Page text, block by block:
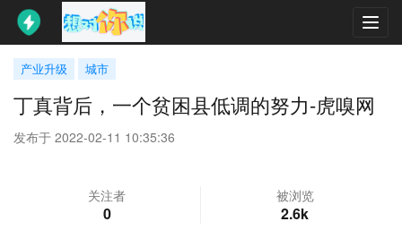
产业升级 城市
丁真背后，一个贫困县低调的努力-虎嗅网
发布于 2022-02-11 10:35:36
关注者
0
被浏览
2.6k